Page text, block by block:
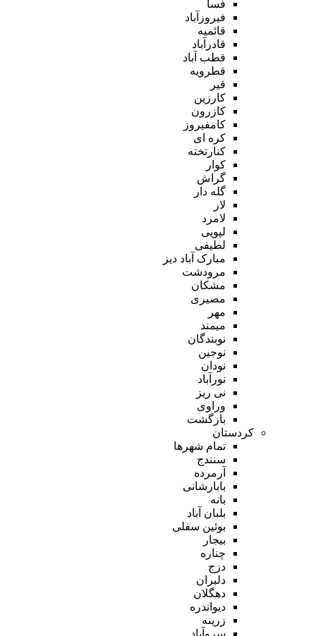
فسا
فیروزآباد
قائمیه
قادرآباد
قطب آباد
قطرویه
قیر
کارزین
کازرون
کامفیروز
کره ای
کنارتخته
کوار
گراش
گله دار
لار
لامرد
لپویی
لطیفی
مبارک آباد دیز
مرودشت
مشکان
مصیری
مهر
میمند
نوبندگان
نوجین
نودان
نورآباد
نی ریز
وراوی
بازگشت
کردستان
تمام شهر‌ها
سنندج
آرمرده
بابارشانی
بانه
بلبان آباد
بوئین سفلی
بیجار
چناره
دزج
دلبران
دهگلان
دیواندره
زرینه
سروآباد